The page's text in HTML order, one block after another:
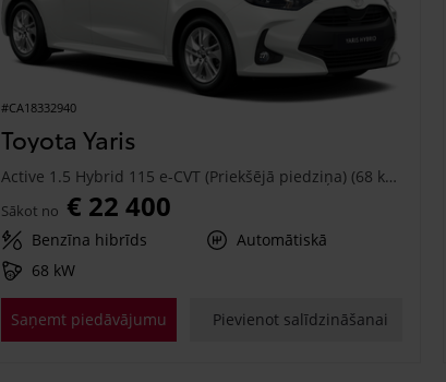
#CA18332940
Toyota Yaris
Active 1.5 Hybrid 115 e-CVT (Priekšējā piedziņa) (68 kW)
Sākot no € 22 400
Benzīna hibrīds
Automātiskā
68 kW
Saņemt piedāvājumu Pievienot salīdzināšanai